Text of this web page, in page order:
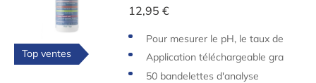
Top ventes
12,95 €
Pour mesurer le pH, le taux de
chlore et de brome, l'alcalinité,
Application téléchargeable gra
tuite
50 bandelettes d'analyse